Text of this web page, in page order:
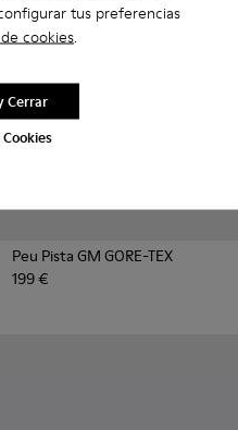
tus preferencias
cookies.
Cerrar
Peu Pista GM GORE-TEX
199 €